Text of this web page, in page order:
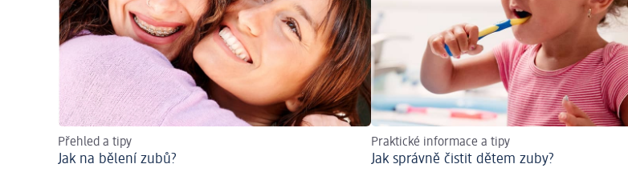
Přehled a tipy
Jak na bělení zubů?
Praktické informace a tipy
Jak správně čistit dětem zuby?